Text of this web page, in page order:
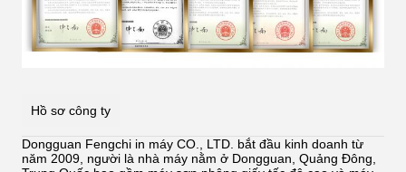
Hồ sơ công ty
Dongguan Fengchi in máy CO., LTD. bắt đầu kinh doanh từ
năm 2009, người là nhà máy nằm ở Dongguan, Quảng Đông,